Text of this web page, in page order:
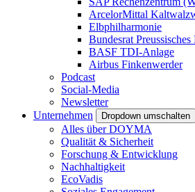
ArcelorMittal
Elbphilharmonie
Bundesrat Preussisches
BASF TDI-Anlage
Airbus Finkenwerder
Podcast
Social-Media
Newsletter
Unternehmen
Dropdown umschalten
Alles über DOYMA
Qualität & Sicherheit
Forschung & Entwicklung
Nachhaltigkeit
EcoVadis